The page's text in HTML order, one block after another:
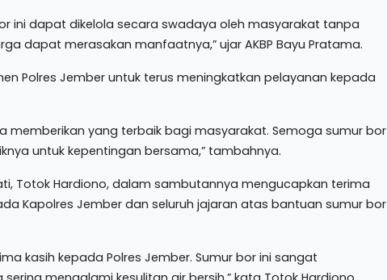
ini dapat dikelola secara swadaya oleh masyarakat tanpa
dapat merasakan manfaatnya,” ujar AKBP Bayu Pratama.
Polres Jember untuk terus meningkatkan pelayanan kepada
memberikan yang terbaik bagi masyarakat. Semoga sumur bor
untuk kepentingan bersama,” tambahnya.
Totok Hardiono, dalam sambutannya mengucapkan terima
Kapolres Jember dan seluruh jajaran atas bantuan sumur bor
kasih kepada Polres Jember. Sumur bor ini sangat